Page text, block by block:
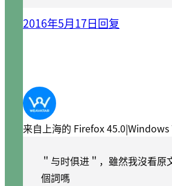
2016年5月17日回复
来自上海的 Firefox 45.0|Windows
＂与时俱进＂，雖然我沒看原
個詞嗎